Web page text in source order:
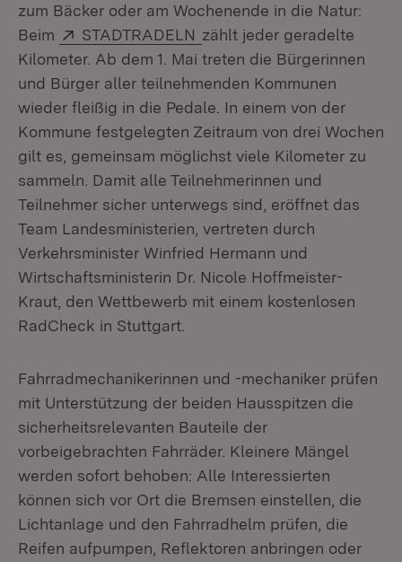
zum Bäcker oder am Wochenende in die Natur:
Beim
Extern:
STADTRADELN (Öffnet in neuem Fenster)
zählt jeder geradelte
Kilometer. Ab dem 1. Mai treten die Bürgerinnen
und Bürger aller teilnehmenden Kommunen
wieder fleißig in die Pedale. In einem von der
Kommune festgelegten Zeitraum von drei Wochen
gilt es, gemeinsam möglichst viele Kilometer zu
sammeln. Damit alle Teilnehmerinnen und
Teilnehmer sicher unterwegs sind, eröffnet das
Team Landesministerien, vertreten durch
Verkehrsminister Winfried Hermann und
Wirtschaftsministerin Dr. Nicole Hoffmeister-
Kraut, den Wettbewerb mit einem kostenlosen
RadCheck in Stuttgart.
Fahrradmechanikerinnen und -mechaniker prüfen
mit Unterstützung der beiden Hausspitzen die
sicherheitsrelevanten Bauteile der
vorbeigebrachten Fahrräder. Kleinere Mängel
werden sofort behoben: Alle Interessierten
können sich vor Ort die Bremsen einstellen, die
Lichtanlage und den Fahrradhelm prüfen, die
Reifen aufpumpen, Reflektoren anbringen oder